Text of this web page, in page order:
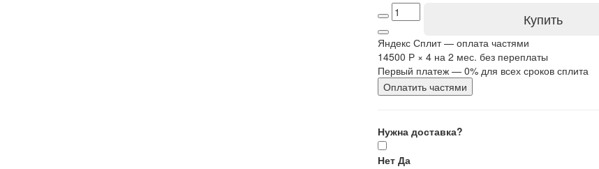
Купить
Яндекс Сплит — оплата частями
14500 Р× 4на 2 мес. без переплаты
Первый платеж — 0% для всех сроков сплита
Оплатить частями
Нужна доставка?
Нет Да